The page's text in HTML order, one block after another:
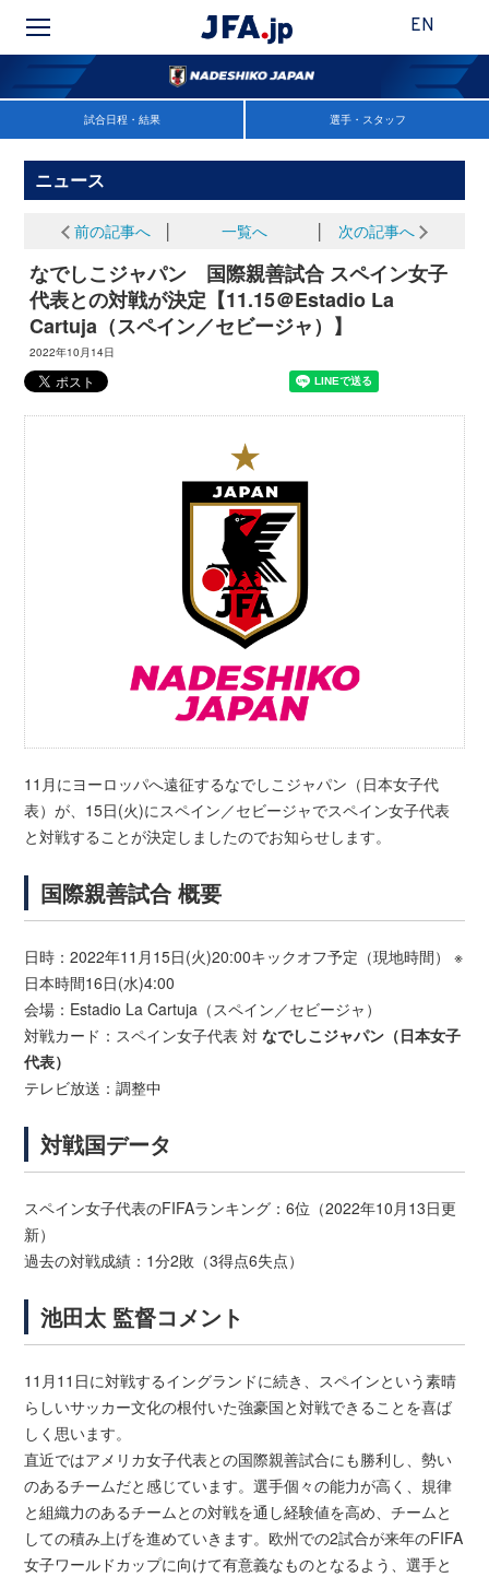
EN
試合日程・結果 選手・スタッフ
ニュース
前の記事へ 一覧へ 次の記事へ
なでしこジャパン 国際親善試合 スペイン女子
代表との対戦が決定【11.15＠Estadio La
Cartuja（スペイン／セビージャ）】
2022年10月14日
11月にヨーロッパへ遠征するなでしこジャパン（日本女子代
表）が、15日(火)にスペイン／セビージャでスペイン女子代表
と対戦することが決定しましたのでお知らせします。
国際親善試合 概要
日時：2022年11月15日(火)20:00キックオフ予定（現地時間） ※
日本時間16日(水)4:00
会場：Estadio La Cartuja（スペイン／セビージャ）
対戦カード：スペイン女子代表 対なでしこジャパン（日本女子
代表）
テレビ放送：調整中
対戦国データ
スペイン女子代表のFIFAランキング：6位（2022年10月13日更
新）
過去の対戦成績：1分2敗（3得点6失点）
池田太 監督コメント
11月11日に対戦するイングランドに続き、スペインという素晴
らしいサッカー文化の根付いた強豪国と対戦できることを喜ば
しく思います。
直近ではアメリカ女子代表との国際親善試合にも勝利し、勢い
のあるチームだと感じています。選手個々の能力が高く、規律
と組織力のあるチームとの対戦を通し経験値を高め、チームと
しての積み上げを進めていきます。欧州での2試合が来年のFIFA
女子ワールドカップに向けて有意義なものとなるよう、選手と